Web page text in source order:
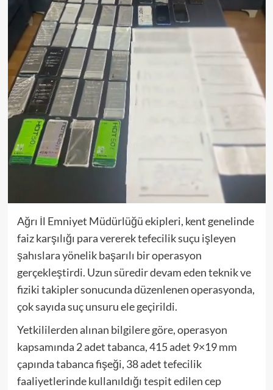
Ağrı İl Emniyet Müdürlüğü ekipleri, kent genelinde
faiz karşılığı para vererek tefecilik suçu işleyen
şahıslara yönelik başarılı bir operasyon
gerçekleştirdi. Uzun süredir devam eden teknik ve
fiziki takipler sonucunda düzenlenen operasyonda,
çok sayıda suç unsuru ele geçirildi.
Yetkililerden alınan bilgilere göre, operasyon
kapsamında 2 adet tabanca, 415 adet 9×19 mm
çapında tabanca fişeği, 38 adet tefecilik
faaliyetlerinde kullanıldığı tespit edilen cep